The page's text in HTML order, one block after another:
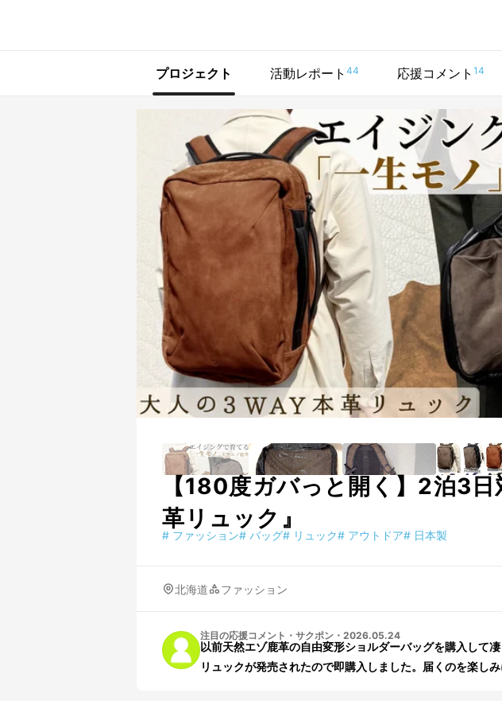
プロジェクト 活動レポート 44 応援コメント 14
【180度ガバっと開く】2泊3
革リュック』
# ファッション# バッグ# リュック# アウトドア# 日本製
北海道 ファッション
注目の応援コメント ・ サクポン ・ 2026.05.24
以前天然エゾ鹿革の自由変形ショルダーバッグを購入して
リュックが発売されたので即購入しました。届くのを楽しみ